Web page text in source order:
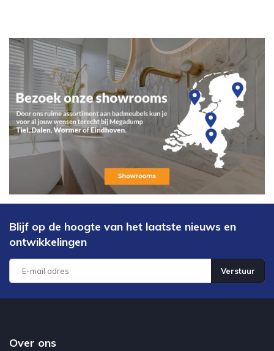
Blijf op de hoogte van het laatste nieuws en
ontwikkelingen
Verstuur
Over ons